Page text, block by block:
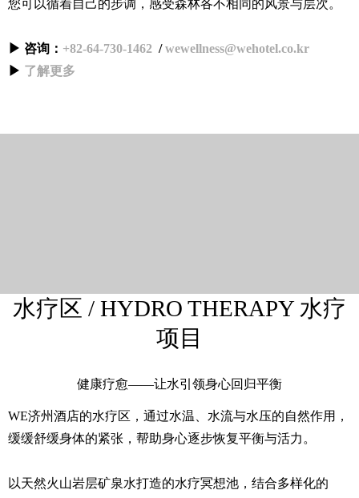
您可以循着自己的步调，感受森林各不相同的风景与层次。
▶ 咨询： +82-64-730-1462 /wewellness@wehotel.co.kr
▶ 了解更多
水疗区 / HYDRO THERAPY 水疗
项目
健康疗愈——让水引领身心回归平衡
WE济州酒店的水疗区，通过水温、水流与水压的自然作用，
缓缓舒缓身体的紧张，帮助身心逐步恢复平衡与活力。
以天然火山岩层矿泉水打造的水疗冥想池，结合多样化的